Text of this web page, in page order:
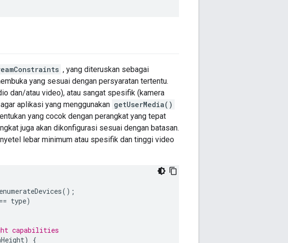
, yang diteruskan sebagai
yang sesuai dengan persyaratan tertentu.
dan/atau video), atau sangat spesifik (kamera
aplikasi yang menggunakan getUserMedia()
yang cocok dengan perangkat yang tepat
juga akan dikonfigurasi sesuai dengan batasan.
lebar minimum atau spesifik dan tinggi video
enumerateDevices();
type)
capabilities
)
{